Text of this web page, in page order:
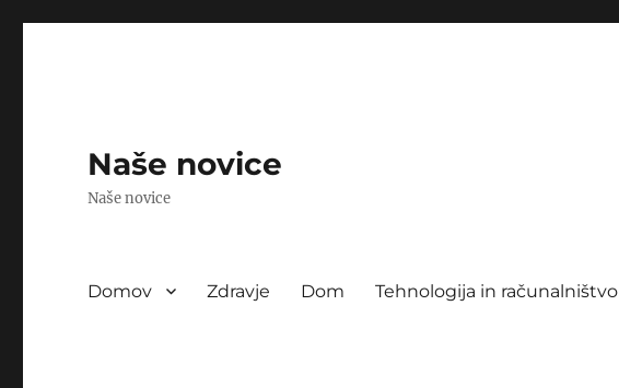
Naše novice
Naše novice
Domov Zdravje Dom Tehnologija in računalništvo